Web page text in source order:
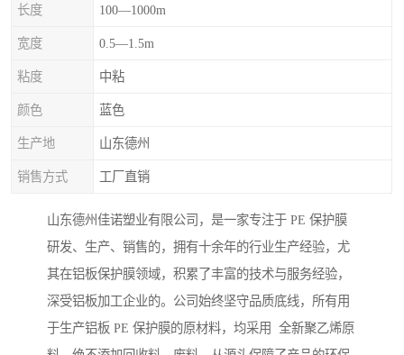
长度 100—1000m
宽度 0.5—1.5m
粘度 中粘
颜色 蓝色
生产地 山东德州
销售方式 工厂直销
山东德州佳诺塑业有限公司，是一家专注于 PE 保护膜
研发、生产、销售的，拥有十余年的行业生产经验，尤
其在铝板保护膜领域，积累了丰富的技术与服务经验，
深受铝板加工企业的。公司始终坚守品质底线，所有用
于生产铝板 PE 保护膜的原材料，均采用 全新聚乙烯原